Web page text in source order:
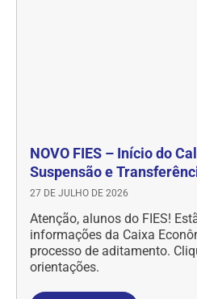
NOVO FIES – Início do
Suspensão e
27 DE JULHO DE 2026
Atenção, alunos do FIES!
informações da Caixa
processo de aditamento.
orientações.